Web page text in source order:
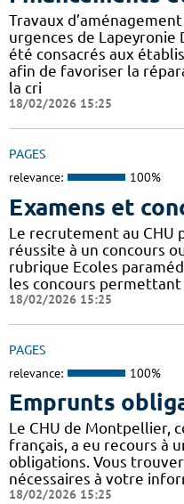
Travaux
urgences de
été consacrés aux
afin de favoriser la
la cri
18/02/2026 15:25
PAGES
relevance: 100%
Examens et
Le recrutement au CHU
réussite à un concours
rubrique Ecoles
les concours
18/02/2026 15:25
PAGES
relevance: 100%
Emprunts
Le CHU de Montpellier,
français, a eu recours à
obligations. Vous
nécessaires à votre
18/02/2026 15:25